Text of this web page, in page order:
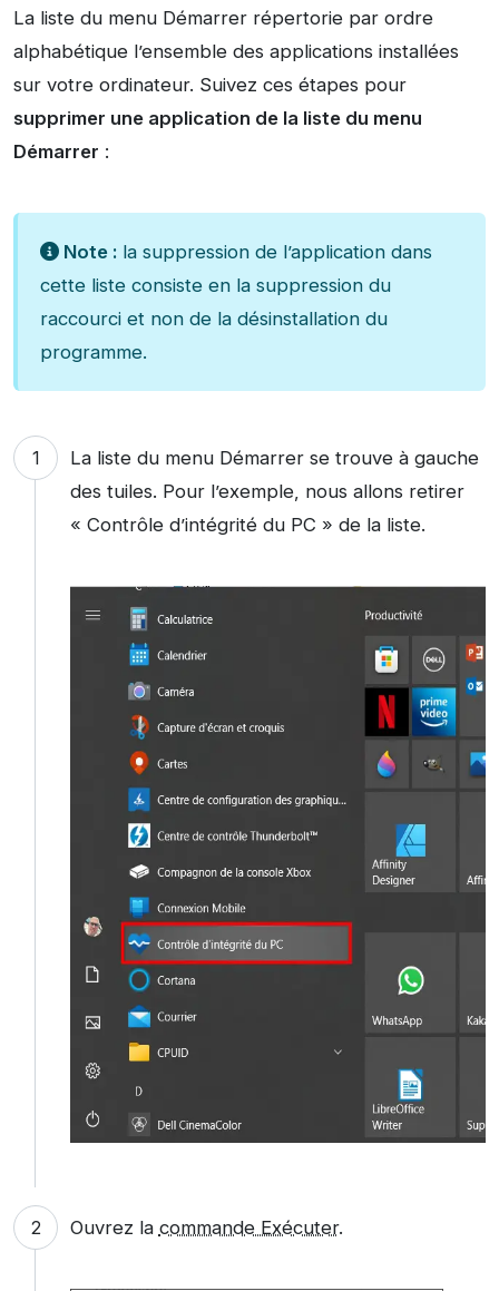
La liste du menu Démarrer répertorie par ordre
alphabétique l’ensemble des applications installées
sur votre ordinateur. Suivez ces étapes pour
supprimer une application de la liste du menu
Démarrer :
Note : la suppression de l’application dans
cette liste consiste en la suppression du
raccourci et non de la désinstallation du
programme.
La liste du menu Démarrer se trouve à gauche
des tuiles. Pour l’exemple, nous allons retirer
« Contrôle d’intégrité du PC » de la liste.
Ouvrez la commande Exécuter.